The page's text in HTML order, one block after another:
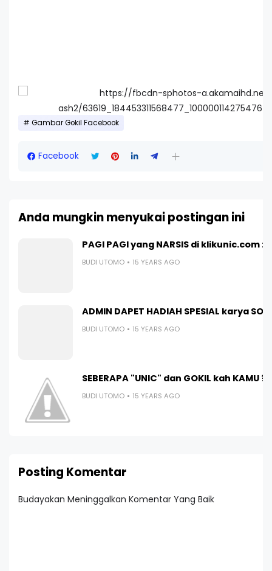
Gambar Gokil Facebook
Facebook
Anda mungkin menyukai postingan ini
PAGI PAGI yang NARSIS di klikunic.com : I
BUDI UTOMO 15 YEARS AGO
ADMIN DAPET HADIAH SPESIAL karya
BUDI UTOMO 15 YEARS AGO
SEBERAPA "UNIC" dan GOKIL kah KAMU
BUDI UTOMO 15 YEARS AGO
Posting Komentar
Budayakan Meninggalkan Komentar Yang Baik